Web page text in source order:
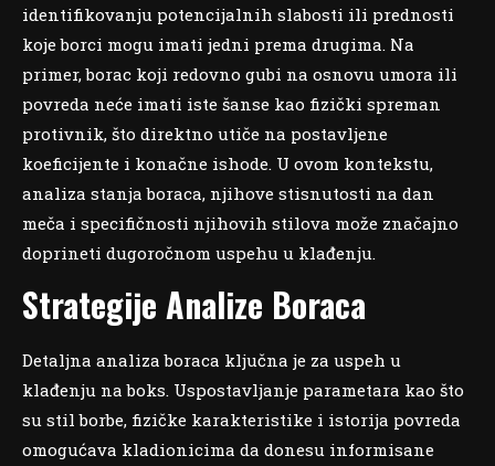
identifikovanju potencijalnih slabosti ili prednosti
koje borci mogu imati jedni prema drugima. Na
primer, borac koji redovno gubi na osnovu umora ili
povreda neće imati iste šanse kao fizički spreman
protivnik, što direktno utiče na postavljene
koeficijente i konačne ishode. U ovom kontekstu,
analiza stanja boraca, njihove stisnutosti na dan
meča i specifičnosti njihovih stilova može značajno
doprineti dugoročnom uspehu u klađenju.
Strategije Analize Boraca
Detaljna analiza boraca ključna je za uspeh u
klađenju na boks. Uspostavljanje parametara kao što
su stil borbe, fizičke karakteristike i istorija povreda
omogućava kladionicima da donesu informisane